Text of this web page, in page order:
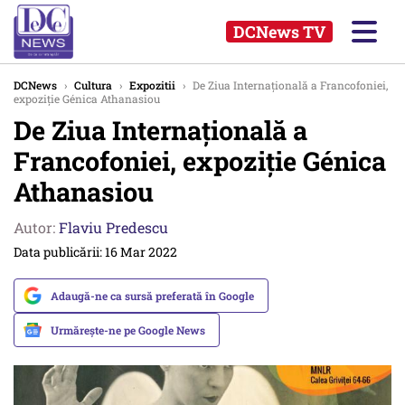
DCNews TV
DCNews › Cultura › Expozitii › De Ziua Internațională a Francofoniei,
expoziție Génica Athanasiou
De Ziua Internațională a
Francofoniei, expoziție Génica
Athanasiou
Autor:Flaviu Predescu
Data publicării: 16 Mar 2022
Adaugă-ne ca sursă preferată în Google
Urmărește-ne pe Google News